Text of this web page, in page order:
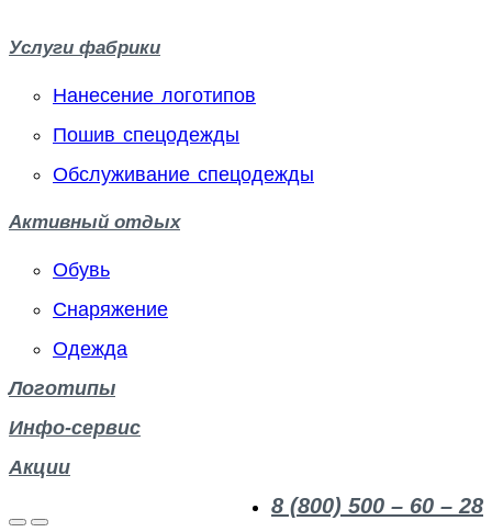
Услуги фабрики
Нанесение логотипов
Пошив спецодежды
Обслуживание спецодежды
Активный отдых
Обувь
Снаряжение
Одежда
Логотипы
Инфо-сервис
Акции
8 (800) 500 – 60 – 28